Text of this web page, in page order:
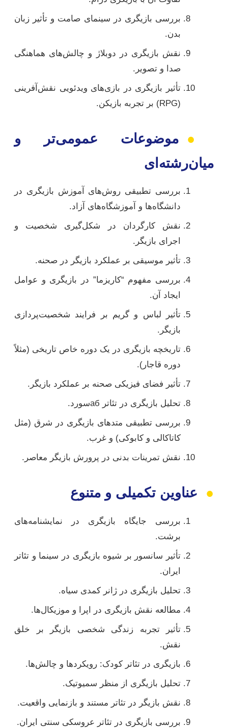
بررسی بازیگری در سینمای صامت و تأثیر زبان
بدن.
نقش بازیگری در دوبلاژ و چالش‌های هماهنگی
صدا و تصویر.
تأثیر بازیگری در بازی‌های ویدئویی نقش‌آفرینی
(RPG) بر تجربه بازیکن.
● موضوعات عمومی‌تر و
میان‌رشته‌ای
بررسی تطبیقی روش‌های آموزش بازیگری در
دانشگاه‌ها و آموزشگاه‌های آزاد.
نقش کارگردان در شکل‌گیری شخصیت و
اجرای بازیگر.
تأثیر موسیقی بر عملکرد بازیگر در صحنه.
بررسی مفهوم “کاریزما” در بازیگری و عوامل
ایجاد آن.
تأثیر لباس و گریم بر فرایند شخصیت‌پردازی
بازیگر.
تاریخچه بازیگری در یک دوره خاص تاریخی (مثلاً
دوره قاجار).
تأثیر فضای فیزیکی صحنه بر عملکرد بازیگر.
تحلیل بازیگری در تئاتر абسورد.
بررسی تطبیقی متدهای بازیگری در شرق (مثل
کاتاکالی و کابوکی) و غرب.
نقش تمرینات بدنی در پرورش بازیگر معاصر.
● عناوین تکمیلی و متنوع
بررسی جایگاه بازیگری در نمایشنامه‌های
برشت.
تأثیر سانسور بر شیوه بازیگری در سینما و تئاتر
ایران.
تحلیل بازیگری در ژانر کمدی سیاه.
مطالعه نقش بازیگری در اپرا و موزیکال‌ها.
تأثیر تجربه زندگی شخصی بازیگر بر خلق
نقش.
بازیگری در تئاتر کودک: رویکردها و چالش‌ها.
تحلیل بازیگری از منظر سمیوتیک.
نقش بازیگر در تئاتر مستند و بازنمایی واقعیت.
بررسی بازیگری در تئاتر عروسکی سنتی ایران.